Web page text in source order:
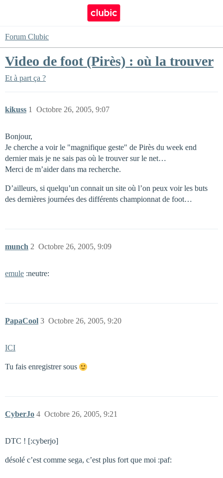
Forum Clubic
Video de foot (Pirès) : où la trouver
Et à part ça ?
kikuss Octobre 26, 2005, 9:07
1
Bonjour,
Je cherche a voir le "magnifique geste" de Pirès du week end
dernier mais je ne sais pas où le trouver sur le net…
Merci de m’aider dans ma recherche.
D’ailleurs, si quelqu’un connait un site où l’on peux voir les buts
des dernières journées des différents championnat de foot…
munch Octobre 26, 2005, 9:09
2
emule :neutre:
PapaCool Octobre 26, 2005, 9:20
3
ICI
Tu fais enregistrer sous
CyberJo Octobre 26, 2005, 9:21
4
DTC ! [:cyberjo]
désolé c’est comme sega, c’est plus fort que moi :paf: